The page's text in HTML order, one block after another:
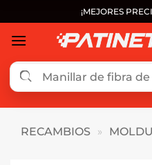
al
contenido
¡MEJORES
RECAMBIOS »